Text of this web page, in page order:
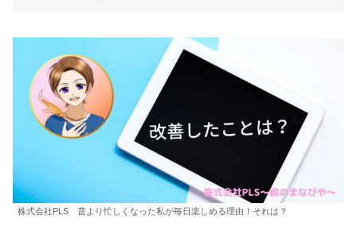
株式会社PLS 昔より忙しくなった私が毎日楽しめる理由！それは？